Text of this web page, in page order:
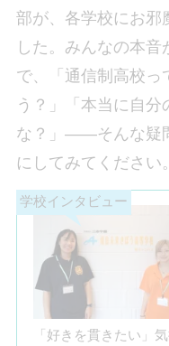
部が、各学校にお邪
した。みんなの本
で、「通信制高校っ
う？」「本当に自
な？」――そんな疑
にしてみてください。
「好きを貫きたい」